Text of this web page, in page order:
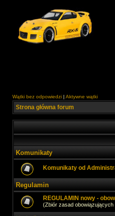
Wątki bez odpowiedzi | Aktywne wątki
Strona główna forum
Komunikaty
Komunikaty od
Regulamin
REGULAMIN nowy -
(Zbiór zasad obowiązujących